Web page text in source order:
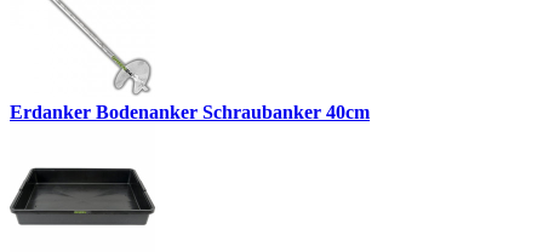
Erdanker Bodenanker Schraubanker 40cm